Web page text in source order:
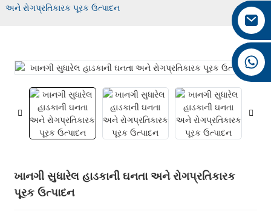
અને રોગપ્રતિકારક પૂરક ઉત્પાદન
ખાનગી સુધારેલ હાડકાની ઘનતા અને રોગપ્રતિકારક
પૂરક ઉત્પાદન